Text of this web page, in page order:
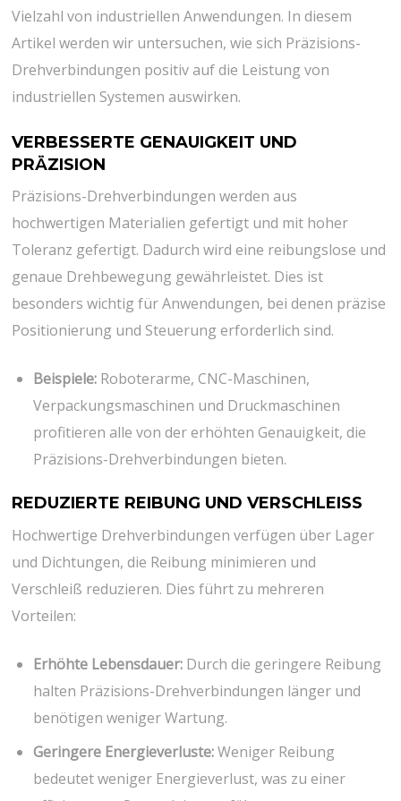
Vielzahl von industriellen Anwendungen. In diesem
Artikel werden wir untersuchen, wie sich Präzisions-
Drehverbindungen positiv auf die Leistung von
industriellen Systemen auswirken.
VERBESSERTE GENAUIGKEIT UND
PRÄZISION
Präzisions-Drehverbindungen werden aus
hochwertigen Materialien gefertigt und mit hoher
Toleranz gefertigt. Dadurch wird eine reibungslose und
genaue Drehbewegung gewährleistet. Dies ist
besonders wichtig für Anwendungen, bei denen präzise
Positionierung und Steuerung erforderlich sind.
Beispiele: Roboterarme, CNC-Maschinen,
Verpackungsmaschinen und Druckmaschinen
profitieren alle von der erhöhten Genauigkeit, die
Präzisions-Drehverbindungen bieten.
REDUZIERTE REIBUNG UND VERSCHLEISS
Hochwertige Drehverbindungen verfügen über Lager
und Dichtungen, die Reibung minimieren und
Verschleiß reduzieren. Dies führt zu mehreren
Vorteilen:
Erhöhte Lebensdauer: Durch die geringere Reibung
halten Präzisions-Drehverbindungen länger und
benötigen weniger Wartung.
Geringere Energieverluste:Weniger Reibung
bedeutet weniger Energieverlust, was zu einer